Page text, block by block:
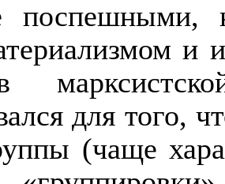
поспешными,
и
для того,
(чаще